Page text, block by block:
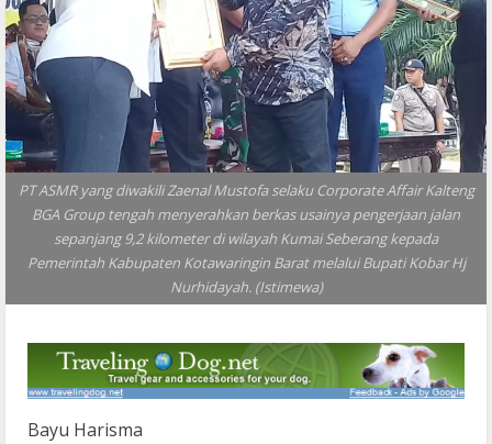
PT ASMR yang diwakili Zaenal Mustofa selaku Corporate Affair Kalteng
BGA Group tengah menyerahkan berkas usainya pengerjaan jalan
sepanjang 9,2 kilometer di wilayah Kumai Seberang kepada
Pemerintah Kabupaten Kotawaringin Barat melalui Bupati Kobar Hj
Nurhidayah. (Istimewa)
Bayu Harisma